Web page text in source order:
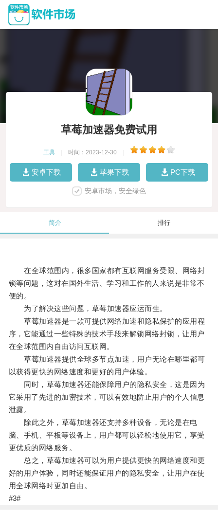
草莓加速器免费试用
工具 时间：2023-12-30
安卓下载 苹果下载 PC下载
安卓市场，安全绿色
简介 排行
在全球范围内，很多国家都有互联网服务受限、网络封
锁等问题，这对在国外生活、学习和工作的人来说是非常不
便的。
为了解决这些问题，草莓加速器应运而生。
草莓加速器是一款可提供网络加速和隐私保护的应用程
序，它能通过一些特殊的技术手段来解锁网络封锁，让用户
在全球范围内自由访问互联网。
草莓加速器提供全球多节点加速，用户无论在哪里都可
以获得更快的网络速度和更好的用户体验。
同时，草莓加速器还能保障用户的隐私安全，这是因为
它采用了先进的加密技术，可以有效地防止用户的个人信息
泄露。
除此之外，草莓加速器还支持多种设备，无论是在电
脑、手机、平板等设备上，用户都可以轻松地使用它，享受
更优质的网络服务。
总之，草莓加速器可以为用户提供更快的网络速度和更
好的用户体验，同时还能保证用户的隐私安全，让用户在使
用全球网络时更加自由。
#3#